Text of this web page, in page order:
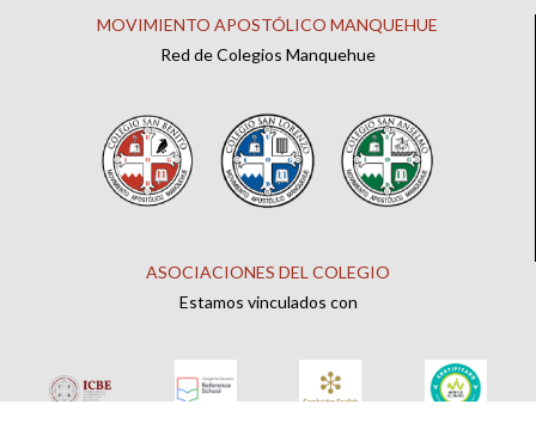
MOVIMIENTO APOSTÓLICO MANQUEHUE
Red de Colegios Manquehue
ASOCIACIONES DEL COLEGIO
Estamos vinculados con